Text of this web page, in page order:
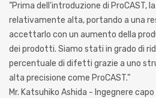
”Prima dell'introduzione di ProCAST,
relativamente alta, portando a una
accettarlo con un aumento della
dei prodotti. Siamo stati in grado di
percentuale di difetti grazie a uno
alta precisione come ProCAST.”
Mr. Katsuhiko Ashida - Ingegnere